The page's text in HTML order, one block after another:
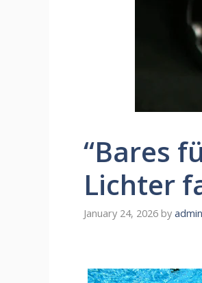
“Bares
Lichter
January 24, 2026 by admin